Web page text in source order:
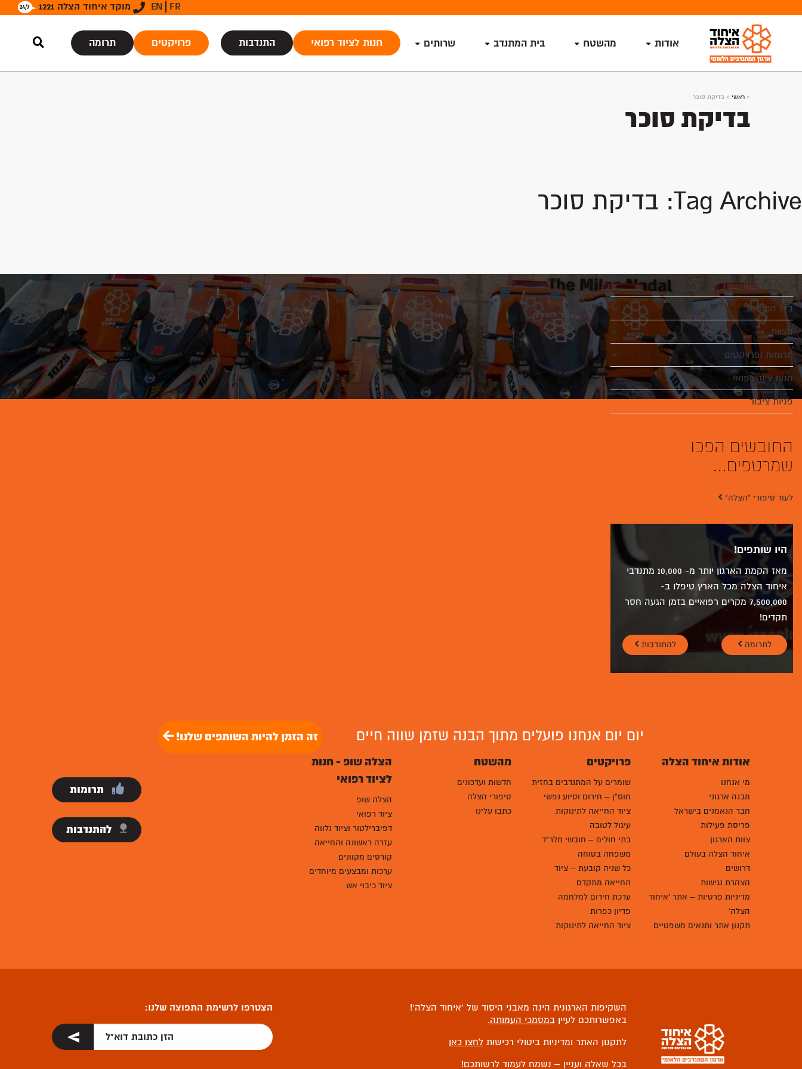
מוקד איחוד הצלה 1221 EN FR
אודות מהשטח בית המתנדב שרותים חנות לציוד רפואי התנדבות פרויקטים תרומה
> ראשי > בדיקת סוכר
בדיקת סוכר
Tag Archive: בדיקת סוכר
אודות הארגון
בית המתנדב
הצוות
תרומות ופרויקטים
חנות ציוד רפואי
פניות ציבור
החובשים הפכו
שמרטפים...
לעוד סיפורי "הצלה"
היו שותפים!
מאז הקמת הארגון יותר מ- 10,000 מתנדבי
איחוד הצלה מכל הארץ טיפלו ב-
7,500,000 מקרים רפואיים בזמן הגעה חסר
תקדים!
לתרומה להתנדבות
יום יום אנחנו פועלים מתוך הבנה שזמן שווה חיים
זה הזמן להיות השותפים שלנו!
אודות איחוד הצלה
מי אנחנו
מבנה ארגוני
חבר הנאמנים בישראל
פריסת פעילות
צוות הארגון
איחוד הצלה בעולם
דרושים
הצהרת נגישות
מדיניות פרטיות – אתר 'איחוד
הצלה'
תקנון אתר ותנאים משפטיים
פרויקטים
שומרים על המתנדבים בחזית
חוס"ן – חירום וסיוע נפשי
ציוד החייאה לתינוקות
עיגול לטובה
בתי חולים – חובשי מלר"ד
משפחה בטוחה
כל שניה קובעת – ציוד
החייאה מתקדם
ערכת חירום למלחמה
פדיון כפרות
ציוד החייאה לתינוקות
מהשטח
חדשות ועדכונים
סיפורי הצלה
כתבו עלינו
הצלה שופ - חנות
לציוד רפואי
הצלה שופ
ציוד רפואי
דפיברילטור וציוד נלווה
עזרה ראשונה והחייאה
קורסים מקוונים
ערכות ומבצעים מיוחדים
ציוד כיבוי אש
תרומות
להתנדבות
השקיפות הארגונית הינה מאבני היסוד של ‘איחוד הצלה’!
באפשרותכם לעייןבמסמכי העמותה.
לתקנון האתר ומדיניות ביטולי רכישותלחצו כאן
בכל שאלה ועניין – נשמח לעמוד לרשותכם!
הצטרפו לרשימת התפוצה שלנו: